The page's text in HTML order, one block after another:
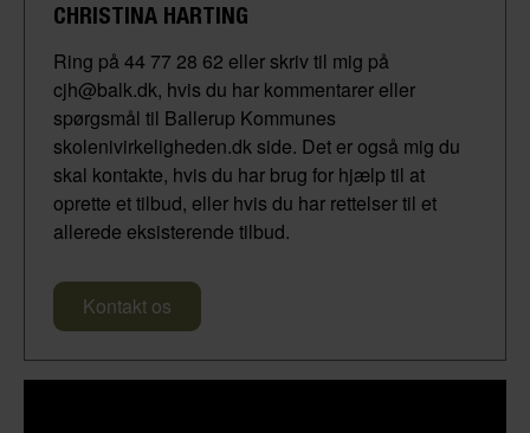
CHRISTINA HARTING
Ring på 44 77 28 62 eller skriv til mig på
cjh@balk.dk, hvis du har kommentarer eller
spørgsmål til Ballerup Kommunes
skolenivirkeligheden.dk side. Det er også mig du
skal kontakte, hvis du har brug for hjælp til at
oprette et tilbud, eller hvis du har rettelser til et
allerede eksisterende tilbud.
Kontakt os